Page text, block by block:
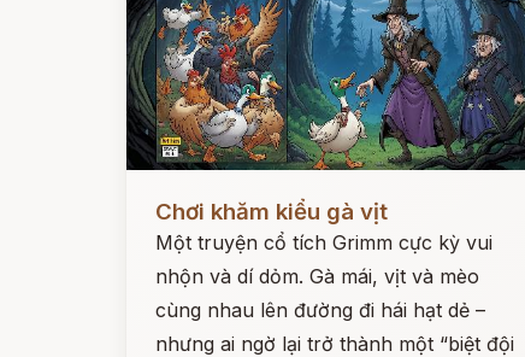
Chơi khăm kiểu gà vịt
Một truyện cổ tích Grimm cực kỳ vui
nhộn và dí dỏm. Gà mái, vịt và mèo
cùng nhau lên đường đi hái hạt dẻ –
nhưng ai ngờ lại trở thành một “biệt đội